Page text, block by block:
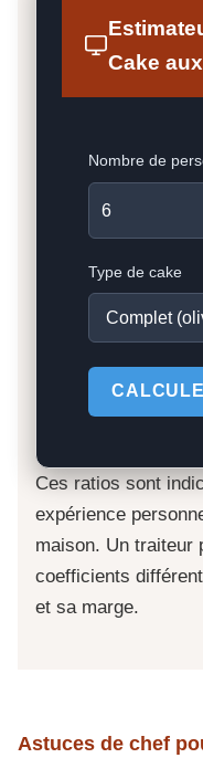
Cake
Nombre de
Type de cake
Ces ratios sont
expérience
maison. Un traiteur
coefficients
et sa marge.
Astuces de chef